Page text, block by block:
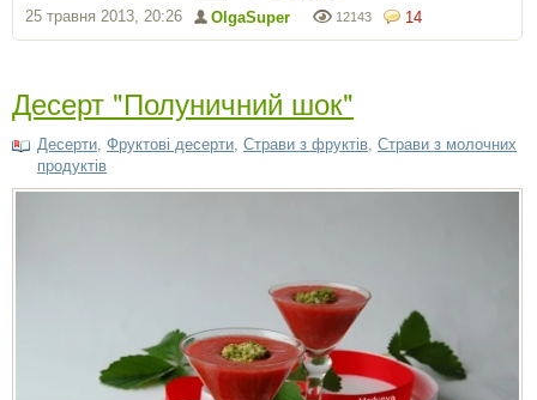
14
12143
OlgaSuper
25 травня 2013, 20:26
Десерт "Полуничний шок"
Десерти, Фруктові десерти, Страви з фруктів, Страви з молочних
продуктів